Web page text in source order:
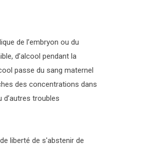
de l’embryon ou du
d’alcool pendant la
passe du sang maternel
des concentrations dans
troubles
liberté de s'abstenir de